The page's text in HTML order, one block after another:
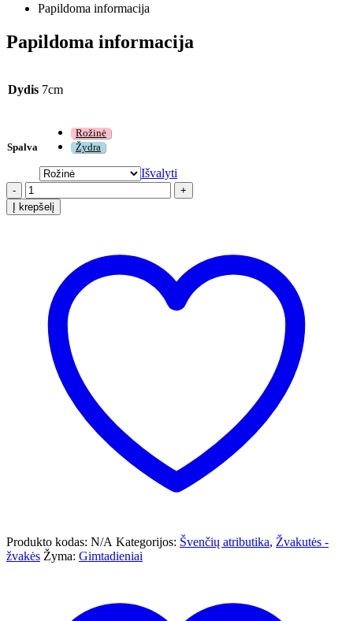
Papildoma informacija
Papildoma informacija
Dydis 7cm
Spalva
Rožinė
Žydra
Išvalyti
-
+
Į krepšelį
Produkto kodas: N/A Kategorijos: Švenčių atributika, Žvakutės -
žvakės Žyma: Gimtadieniai